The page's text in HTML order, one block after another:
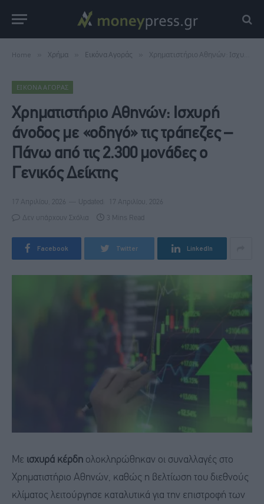
Home Χρήμα Εικόνα Αγοράς Χρηματιστήριο Αθηνών: Ισχυρή άνοδος με «οδηγό» τις τράπεζες – Πάνω από τις 2.300 μονάδες ο Γενικός Δείκτης
ΕΙΚΌΝΑ ΑΓΟΡΆΣ
Χρηματιστήριο Αθηνών: Ισχυρή
άνοδος με «οδηγό» τις τράπεζες –
Πάνω από τις 2.300 μονάδες ο
Γενικός Δείκτης
17 Απριλίου, 2026 Updated: 17 Απριλίου, 2026
Δεν υπάρχουν Σχόλια 3 Mins Read
Facebook Twitter LinkedIn
Με ισχυρά κέρδη ολοκληρώθηκαν οι συναλλαγές στο
Χρηματιστήριο Αθηνών, καθώς η βελτίωση του διεθνούς
κλίματος λειτούργησε καταλυτικά για την επιστροφή των